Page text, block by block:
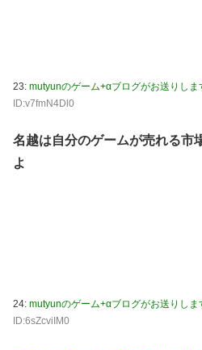
23: mutyunのゲーム+αブログがお送りしま
ID:v7fmN4Dl0
名越は自分のゲームが売れる市
よ
24: mutyunのゲーム+αブログがお送りしま
ID:6sZcviIM0